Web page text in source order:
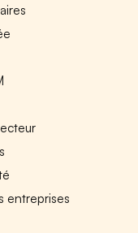
entreprises